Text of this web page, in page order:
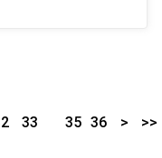
33
35 36 > >>